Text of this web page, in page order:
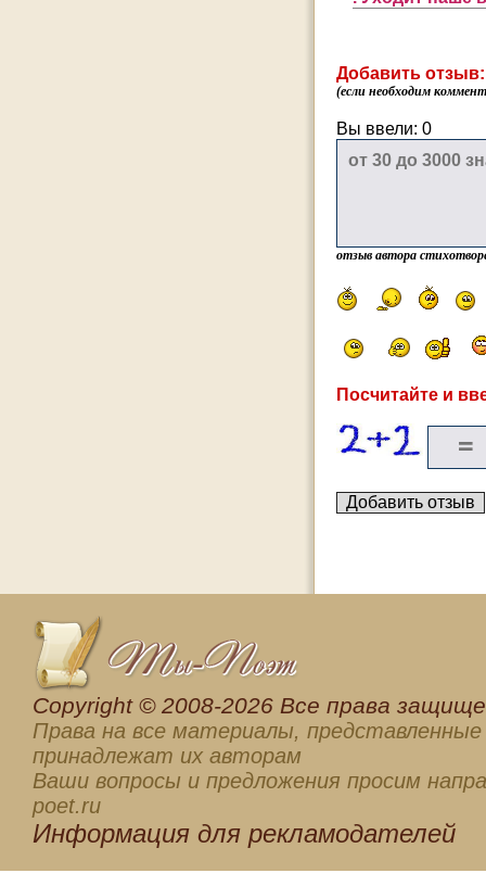
Добавить отзыв:
(если необходим
Вы ввели: 0
отзыв автора
Посчитайте и
Сopyright © 2008-2026 Все права
Права на все материалы, представленные
принадлежат их авторам
Ваши вопросы и предложения просим
poet.ru
Информация для рекламодателей